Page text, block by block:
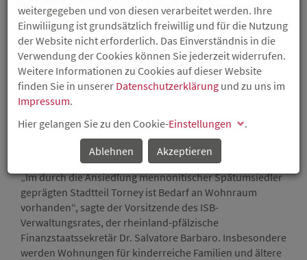
NEUWIED
Land fördert den Bau von achtMietwohnungenmit
351.800 Euro
Mit einem Förderdarlehen in Höhe von 351.800 Euro
ermöglicht das Land Rheinland-Pfalz den Bau von acht
Mietwohnungen
im Neuwieder Stadtteil Torney. Die Investitions- und
Strukturbank Rheinland-Pfalz (ISB) hat die Fördermittel
bewilligt und zahlt sie aus.
„Im durch die Ansiedlung mennonitischer Spätumsiedler
geprägten Stadtteil Torney ist Bedarf an Wohnraum
vorhanden“, sagte der Vorsitzende des ISB-
Verwaltungsrates, der rheinland-pfälzische
Finanzstaatssekretär Dr. Salvatore Barbaro. Insbesondere
werden Wohnungen für kinderreiche Familien und ältere
weitergegeben und von diesen verarbeitet werden. Ihre
Einwiliigung ist grundsätzlich freiwillig und für die Nutzung
der Website nicht erforderlich. Das Einverständnis in die
Verwendung der Cookies können Sie jederzeit widerrufen.
Weitere Informationen zu Cookies auf dieser Website
finden Sie in unserer Datenschutzerklärung und zu uns im
Impressum.
Hier gelangen Sie zu den Cookie-Einstellungen
.
Ablehnen
Akzeptieren